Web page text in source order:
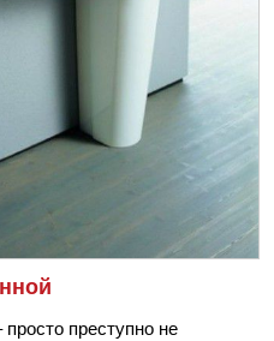
просто преступно не